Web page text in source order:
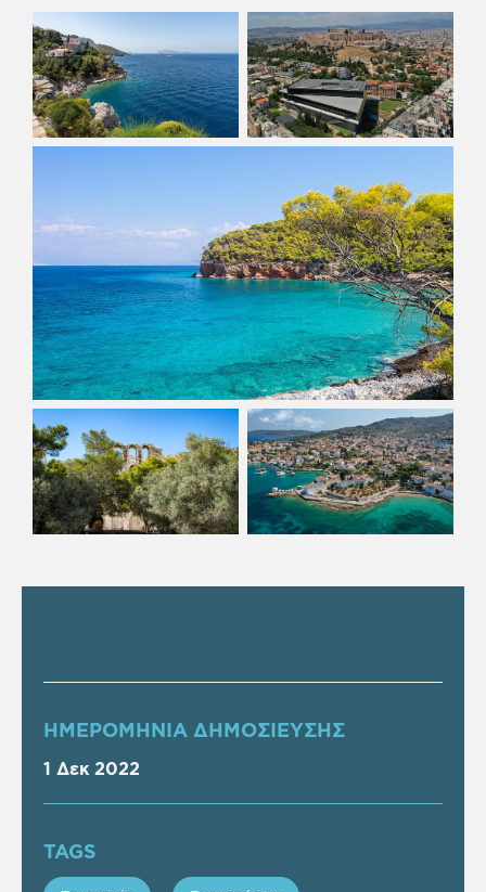
ΗΜΕΡΟΜΗΝΙΑ ΔΗΜΟΣΙΕΥΣΗΣ
1 Δεκ 2022
TAGS